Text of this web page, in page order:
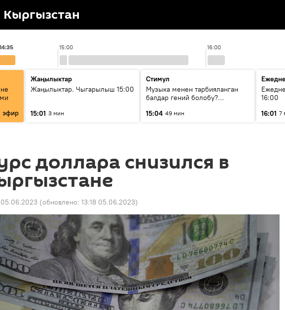
Кыргызстан
15:00 16:00
14:35
эфир
Жаңылыктар
Жаңылыктар. Чыгарылыш 15:00
15:01 3 мин
Стимул
Музыка менен тарбияланган
балдар гений болобу?
музыканын орду
15:04 49 мин
16:00
16:01 7
доллара снизился в
05.06.2023 (обновлено: 13:18 05.06.2023)